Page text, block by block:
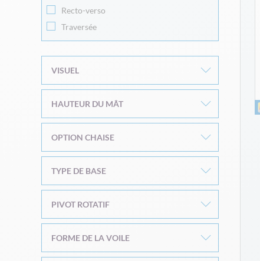
Recto-verso
Traversée
VISUEL
HAUTEUR DU MÂT
OPTION CHAISE
TYPE DE BASE
PIVOT ROTATIF
FORME DE LA VOILE